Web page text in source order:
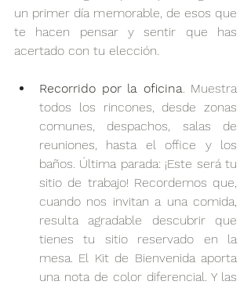
un primer día memorable, de esos que
te hacen pensar y sentir que has
acertado con tu elección.
Recorrido por la oficina . Muestra
todos los rincones, desde zonas
comunes, despachos, salas de
reuniones, hasta el office y los
baños. Última parada: ¡Este será tu
sitio de trabajo! Recordemos que,
cuando nos invitan a una comida,
resulta agradable descubrir que
tienes tu sitio reservado en la
mesa. El Kit de Bienvenida aporta
una nota de color diferencial. Y las